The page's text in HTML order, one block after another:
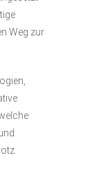
Weg zur